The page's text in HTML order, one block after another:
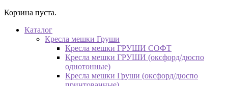
Корзина пуста.
Каталог
Кресла мешки Груши
Кресла мешки ГРУШИ СОФТ
Кресла мешки ГРУШИ (оксфорд/дюспо
однотонные)
Кресла мешки Груши (оксфорд/дюспо